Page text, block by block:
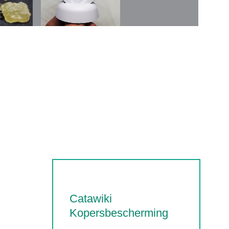
Catawiki
Kopersbescherming